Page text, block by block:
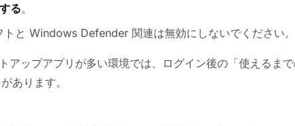
る。
トと Windows Defender 関連は無効にしないでください。
アップアプリが多い環境では、ログイン後の「使えるま
あります。